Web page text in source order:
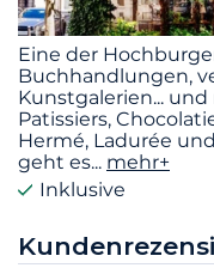
Eine der
Buchhandlungen,
Kunstgalerien...
Patissiers,
Hermé, Ladurée
geht es... mehr+
Inklusive